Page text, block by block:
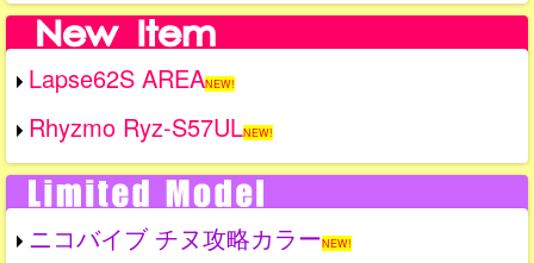
Lapse62S AREANEW!
Rhyzmo Ryz-S57ULNEW!
ニコバイブ チヌ攻略カラーNEW!